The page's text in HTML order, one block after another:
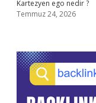
Kartezyen ego nedir ?
Temmuz 24, 2026